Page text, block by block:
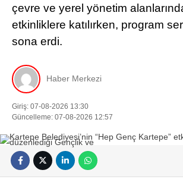
çevre ve yerel yönetim
etkinliklere katılırken, program
sona erdi.
Haber Merkezi
Giriş: 07-08-2026 13:30
Güncelleme: 07-08-2026 12:57